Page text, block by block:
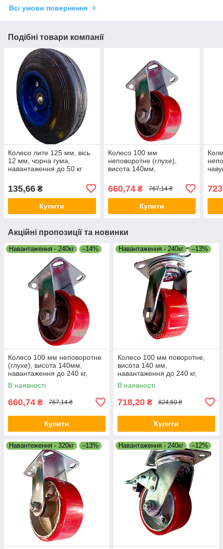
Всі умови повернення
Подібні товари компанії
Колесо литe 125 мм, вісь
12 мм, чорна гума,
навантаження до 50 кг
135,66 ₴
Купити
Колесо 100 мм
неповоротне (глухе),
висота 140мм,
чавун/поліуретан,
660,74₴ 767,14 ₴
Купити
Акційні пропозиції та новинки
Навантаження - 240кг –14%
Колесо 100 мм неповоротне
(глухе), висота 140мм,
навантаження до 240 кг,
чавун/поліуретан,
В наявності
660,74 ₴ 767,14 ₴
Купити
Навантаження - 240кг –13%
Колесо 100 мм поворотне,
висота 140 мм,
навантаження до 240 кг,
чавун/поліуретан
В наявності
718,20 ₴ 824,60 ₴
Купити
Навантеження - 320кг –13% Навантаження - 240кг –12%